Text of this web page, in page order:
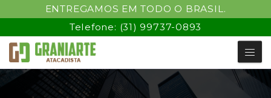
ENTREGAMOS EM TODO O BRASIL.
Telefone: (31) 99737-0893